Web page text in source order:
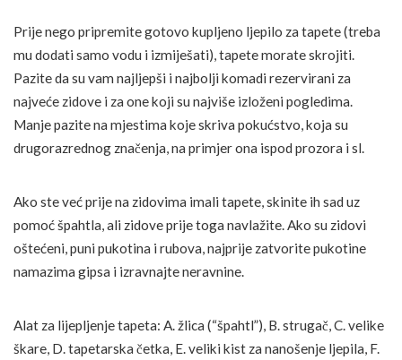
Prije nego pripremite gotovo kupljeno ljepilo za tapete (treba
mu dodati samo vodu i izmiješati), tapete morate skrojiti.
Pazite da su vam najljepši i najbolji komadi rezervirani za
najveće zidove i za one koji su najviše izloženi pogledima.
Manje pazite na mjestima koje skriva pokućstvo, koja su
drugorazrednog značenja, na primjer ona ispod prozora i sl.
Ako ste već prije na zidovima imali tapete, skinite ih sad uz
pomoć špahtla, ali zidove prije toga navlažite. Ako su zidovi
oštećeni, puni pukotina i rubova, najprije zatvorite pukotine
namazima gipsa i izravnajte neravnine.
Alat za lijepljenje tapeta: A. žlica (“špahtl”), B. strugač, C. velike
škare, D. tapetarska četka, E. veliki kist za nanošenje ljepila, F.